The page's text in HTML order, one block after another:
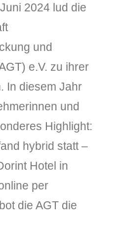
2024 lud die
und
e.V. zu ihrer
In diesem Jahr
und
Highlight:
hybrid statt –
Hotel in
per
die AGT die